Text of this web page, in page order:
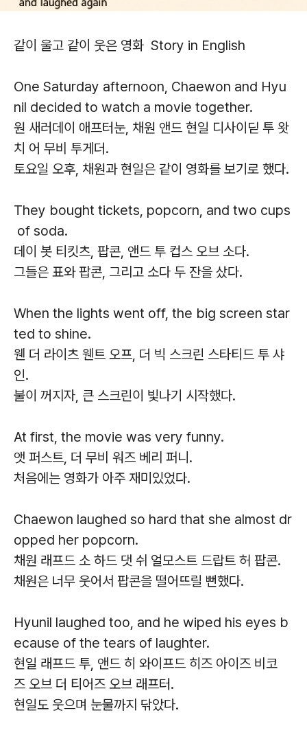
같이 울고 같이 웃은 영화 Story in English
One Saturday afternoon, Chaewon and Hyu
nil decided to watch a movie together.
원 새러데이 애프터눈, 채원 앤드 현일 디사이딛 투 왓
치 어 무비 투게더.
토요일 오후, 채원과 현일은 같이 영화를 보기로 했다.
They bought tickets, popcorn, and two cups
of soda.
데이 봇 티킷츠, 팝콘, 앤드 투 컵스 오브 소다.
그들은 표와 팝콘, 그리고 소다 두 잔을 샀다.
When the lights went off, the big screen star
ted to shine.
웬 더 라이츠 웬트 오프, 더 빅 스크린 스타티드 투 샤
인.
불이 꺼지자, 큰 스크린이 빛나기 시작했다.
At first, the movie was very funny.
앳 퍼스트, 더 무비 워즈 베리 퍼니.
처음에는 영화가 아주 재미있었다.
Chaewon laughed so hard that she almost dr
opped her popcorn.
채원 래프드 소 하드 댓 쉬 얼모스트 드랍트 허 팝콘.
채원은 너무 웃어서 팝콘을 떨어뜨릴 뻔했다.
Hyunil laughed too, and he wiped his eyes b
ecause of the tears of laughter.
현일 래프드 투, 앤드 히 와이프드 히즈 아이즈 비코
즈 오브 더 티어즈 오브 래프터.
현일도 웃으며 눈물까지 닦았다.